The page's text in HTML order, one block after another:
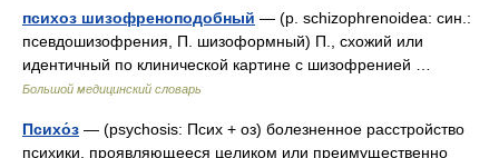
психоз шизофреноподобный — (р. schizophrenoidea: син.:
псевдошизофрения, П. шизоформный) П., схожий или
идентичный по клинической картине с шизофренией …
Большой медицинский словарь
Психо́з — (psychosis: Псих + оз) болезненное расстройство
психики, проявляющееся целиком или преимущественно